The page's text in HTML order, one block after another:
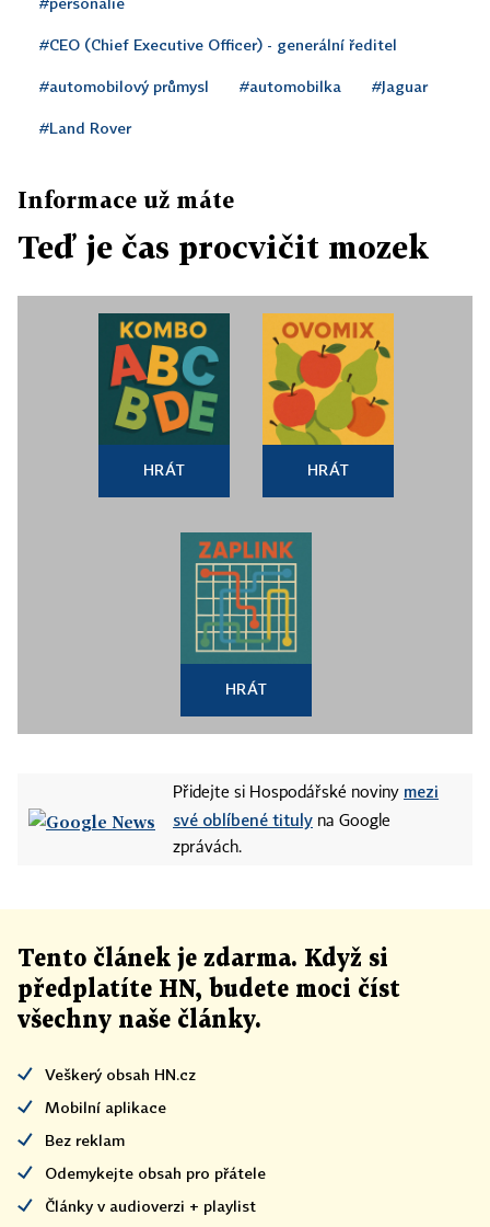
#CEO (Chief Executive Officer) - generální ředitel
#automobilový průmysl #automobilka #Jaguar
#Land Rover
Informace už máte
Teď je čas procvičit mozek
HRÁT HRÁT
HRÁT
Přidejte si Hospodářské noviny mezi
své oblíbené tituly na Google
zprávách.
Tento článek je zdarma. Když si
předplatíte HN, budete moci číst
všechny naše články.
Veškerý obsah HN.cz
Mobilní aplikace
Bez reklam
Odemykejte obsah pro přátele
Články v audioverzi + playlist